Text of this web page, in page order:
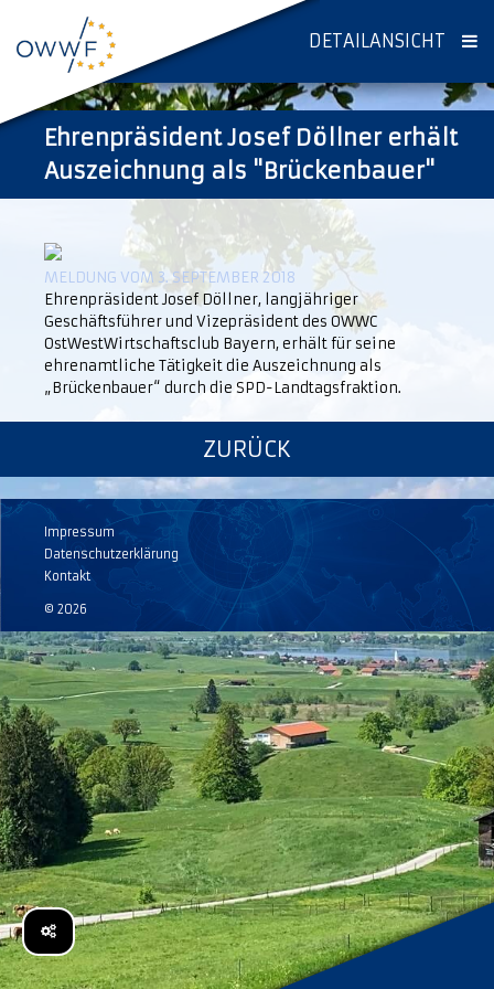
DETAILANSICHT
Ehrenpräsident Josef Döllner erhält
Auszeichnung als "Brückenbauer"
MELDUNG VOM 3. SEPTEMBER 2018
Ehrenpräsident Josef Döllner, langjähriger
Geschäftsführer und Vizepräsident des OWWC
OstWestWirtschaftsclub Bayern, erhält für seine
ehrenamtliche Tätigkeit die Auszeichnung als
„Brückenbauer“ durch die SPD-Landtagsfraktion.
ZURÜCK
Impressum
Datenschutzerklärung
Kontakt
© 2026